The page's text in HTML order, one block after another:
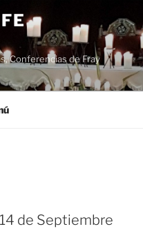
Conferencias de Fray
de Septiembre